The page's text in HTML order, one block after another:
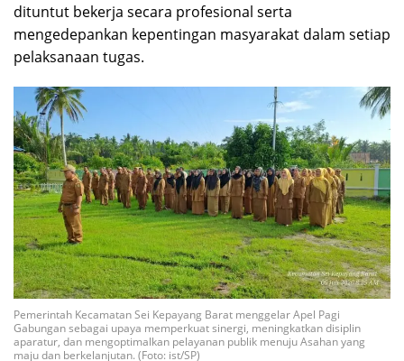
dituntut bekerja secara profesional serta
mengedepankan kepentingan masyarakat dalam setiap
pelaksanaan tugas.
Pemerintah Kecamatan Sei Kepayang Barat menggelar Apel Pagi
Gabungan sebagai upaya memperkuat sinergi, meningkatkan disiplin
aparatur, dan mengoptimalkan pelayanan publik menuju Asahan yang
maju dan berkelanjutan. (Foto: ist/SP)